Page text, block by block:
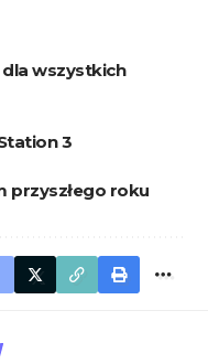
wszystkich
3
przyszłego roku